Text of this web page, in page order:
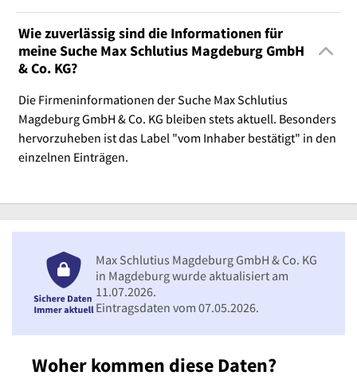
Wie zuverlässig sind die Informationen für
meine Suche Max Schlutius Magdeburg GmbH
& Co. KG?
Die Firmeninformationen der Suche Max Schlutius
Magdeburg GmbH & Co. KG bleiben stets aktuell. Besonders
hervorzuheben ist das Label "vom Inhaber bestätigt" in den
einzelnen Einträgen.
Woher kommen diese Daten?
Max Schlutius Magdeburg GmbH & Co. KG
in Magdeburg wurde aktualisiert am
11.07.2026.
Eintragsdaten vom 07.05.2026.